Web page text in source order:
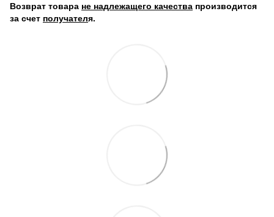
Возврат товара не надлежащего качества производится
за счет получателя.